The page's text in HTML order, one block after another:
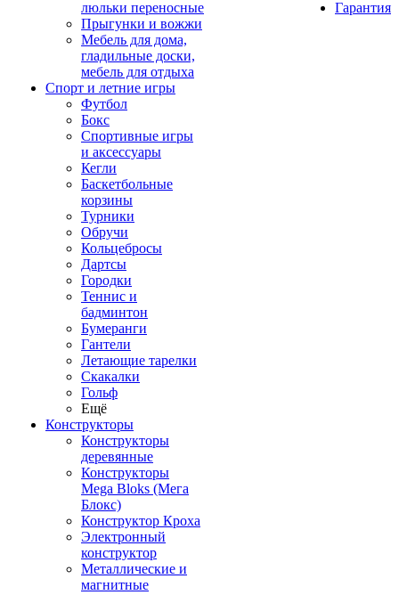
люльки переносные
Прыгунки и вожжи
Мебель для дома,
гладильные доски,
мебель для отдыха
Спорт и летние игры
Футбол
Бокс
Спортивные игры
и аксессуары
Кегли
Баскетбольные
корзины
Турники
Обручи
Кольцебросы
Дартсы
Городки
Теннис и
бадминтон
Бумеранги
Гантели
Летающие тарелки
Скакалки
Гольф
Ещё
Конструкторы
Конструкторы
деревянные
Конструкторы
Mega Bloks (Мега
Блокс)
Конструктор Кроха
Электронный
конструктор
Металлические и
магнитные
Гарантия